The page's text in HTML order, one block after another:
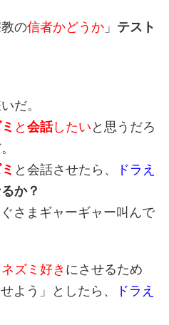
の信者かどうか 」 テスト
だ。
と会話したいと思うだろ
と会話させたら、
ドラえ
か？
さまギャーギャー叫んで
ネズミ好き にさせるため
よう」としたら、
ドラえ